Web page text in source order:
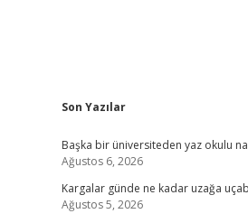
Sidebar
Son Yazılar
Başka bir üniversiteden yaz okulu
Ağustos 6, 2026
Kargalar günde ne kadar uzağa
Ağustos 5, 2026